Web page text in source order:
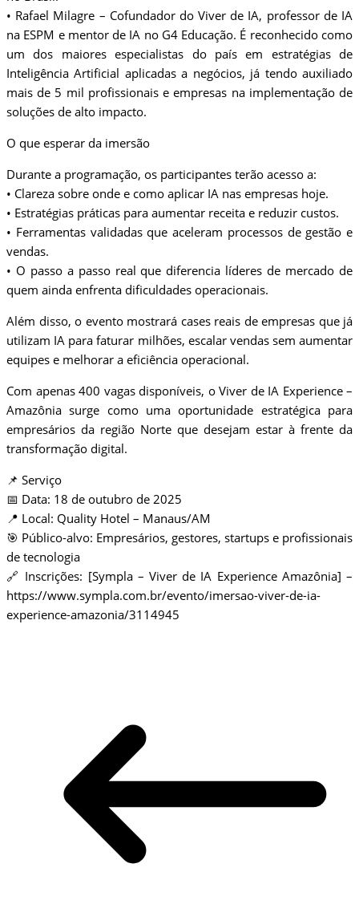
• Rafael Milagre – Cofundador do Viver de IA, professor de IA
na ESPM e mentor de IA no G4 Educação. É reconhecido como
um dos maiores especialistas do país em estratégias de
Inteligência Artificial aplicadas a negócios, já tendo auxiliado
mais de 5 mil profissionais e empresas na implementação de
soluções de alto impacto.
O que esperar da imersão
Durante a programação, os participantes terão acesso a:
• Clareza sobre onde e como aplicar IA nas empresas hoje.
• Estratégias práticas para aumentar receita e reduzir custos.
• Ferramentas validadas que aceleram processos de gestão e
vendas.
• O passo a passo real que diferencia líderes de mercado de
quem ainda enfrenta dificuldades operacionais.
Além disso, o evento mostrará cases reais de empresas que já
utilizam IA para faturar milhões, escalar vendas sem aumentar
equipes e melhorar a eficiência operacional.
Com apenas 400 vagas disponíveis, o Viver de IA Experience –
Amazônia surge como uma oportunidade estratégica para
empresários da região Norte que desejam estar à frente da
transformação digital.
📌 Serviço
📅 Data: 18 de outubro de 2025
📍 Local: Quality Hotel – Manaus/AM
🎯 Público-alvo: Empresários, gestores, startups e profissionais
de tecnologia
🔗 Inscrições: [Sympla – Viver de IA Experience Amazônia] –
https://www.sympla.com.br/evento/imersao-viver-de-ia-
experience-amazonia/3114945